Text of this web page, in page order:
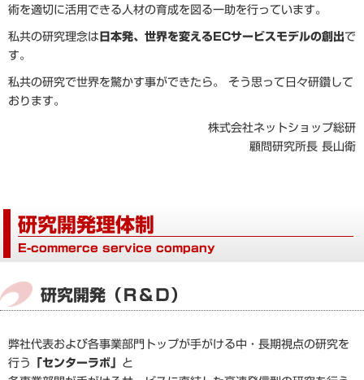
術を適切に活用できる人材の育成を図る一助を行っています。
私共の研究理念は 日本発、世界を変えるECサービスモデルの創出で
す。
私共の研究で世界を驚かす事ができたら。 そう思って日々研鑽して
おります。
株式会社ネットショップ総研
顧問研究所長 長山衛
研究開発理体制
E-commerce service company
研究開発（Ｒ＆Ｄ）
弊社代表および各事業部門トップが手がける中・長期視点の研究を
行う
「センターラボ」 と